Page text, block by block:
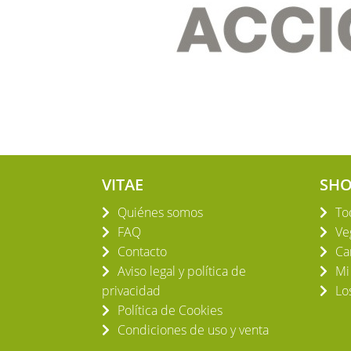
VITAE
Quiénes somos
FAQ
Contacto
Aviso legal y política de
privacidad
Política de Cookies
Condiciones de uso y venta